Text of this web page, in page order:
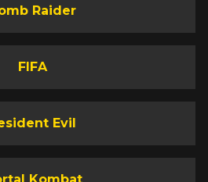
Raider
FIFA
Evil